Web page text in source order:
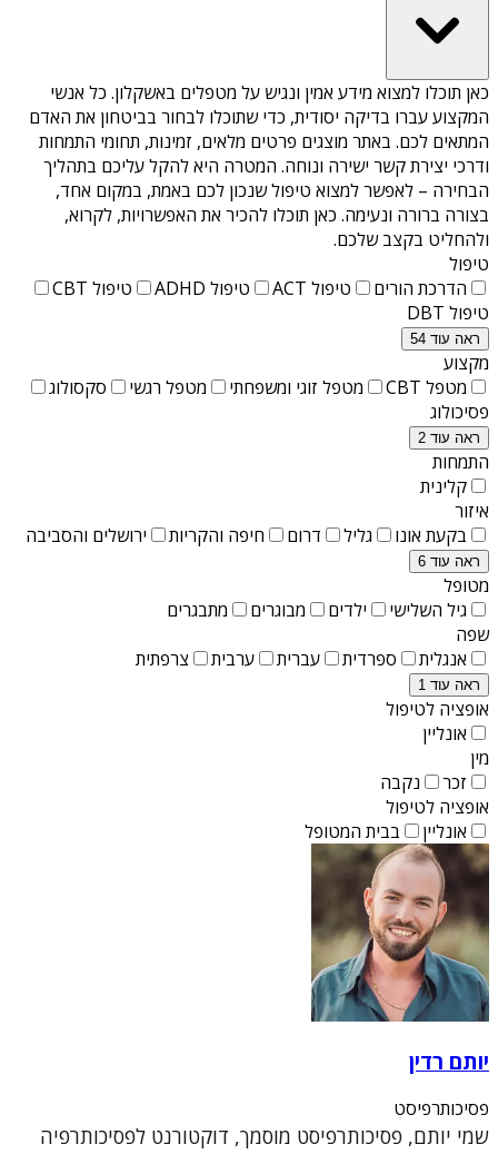
כאן תוכלו למצוא מידע אמין ונגיש על מטפלים באשקלון. כל אנשי
המקצוע עברו בדיקה יסודית, כדי שתוכלו לבחור בביטחון את האדם
המתאים לכם. באתר מוצגים פרטים מלאים, זמינות, תחומי התמחות
ודרכי יצירת קשר ישירה ונוחה. המטרה היא להקל עליכם בתהליך
הבחירה – לאפשר למצוא טיפול שנכון לכם באמת, במקום אחד,
בצורה ברורה ונעימה. כאן תוכלו להכיר את האפשרויות, לקרוא,
ולהחליט בקצב שלכם.
טיפול
הדרכת הורים
טיפול ACT טיפול ADHD
טיפול CBT
טיפול DBT
ראה עוד 54
מקצוע
מטפל CBT
מטפל זוגי ומשפחתי מטפל רגשי
סקסולוג
פסיכולוג
ראה עוד 2
התמחות
קלינית
איזור
בקעת אונו
גליל דרום חיפה והקריות ירושלים והסביבה
ראה עוד 6
מטופל
גיל השלישי
ילדים מבוגרים
מתבגרים
שפה
אנגלית
ספרדית עברית ערבית צרפתית
ראה עוד 1
אופציה לטיפול
אונליין
מין
זכר
נקבה
אופציה לטיפול
אונליין
בבית המטופל
יותם רדין
פסיכותרפיסט
שמי יותם, פסיכותרפיסט מוסמך, דוקטורנט לפסיכותרפיה